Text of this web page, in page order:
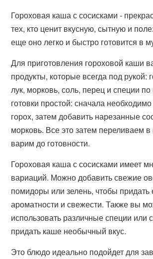
Гороховая каша с сосисками -
тех, кто ценит вкусную, сытную и
еще оно легко и быстро готовится в
Для приготовления гороховой каши
продукты, которые всегда под рукой:
лук, морковь, соль, перец и специи
готовки простой: сначала
горох, затем добавить нарезанные
морковь. Все это затем переливаем в
варим до готовности.
Гороховая каша с сосисками имеет
вариаций. Можно добавить свежие
помидоры или зелень, чтобы
ароматности и свежести. Также вы
использовать различные специи или
придать каше необычный вкус.
Это блюдо идеально подойдет для